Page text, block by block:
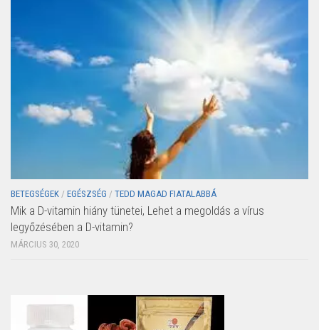
BETEGSÉGEK / EGÉSZSÉG / TEDD MAGAD FIATALABBÁ
Mik a D-vitamin hiány tünetei, Lehet a megoldás a vírus
legyőzésében a D-vitamin?
MÁRCIUS 30, 2020